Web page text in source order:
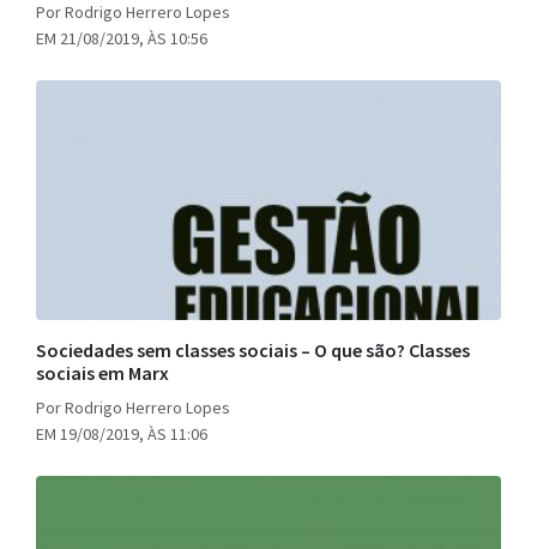
Por Rodrigo Herrero Lopes
EM 21/08/2019, ÀS 10:56
Sociedades sem classes sociais – O que são? Classes
sociais em Marx
Por Rodrigo Herrero Lopes
EM 19/08/2019, ÀS 11:06